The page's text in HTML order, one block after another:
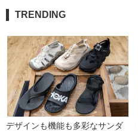
TRENDING
デザインも機能も多彩なサンダ